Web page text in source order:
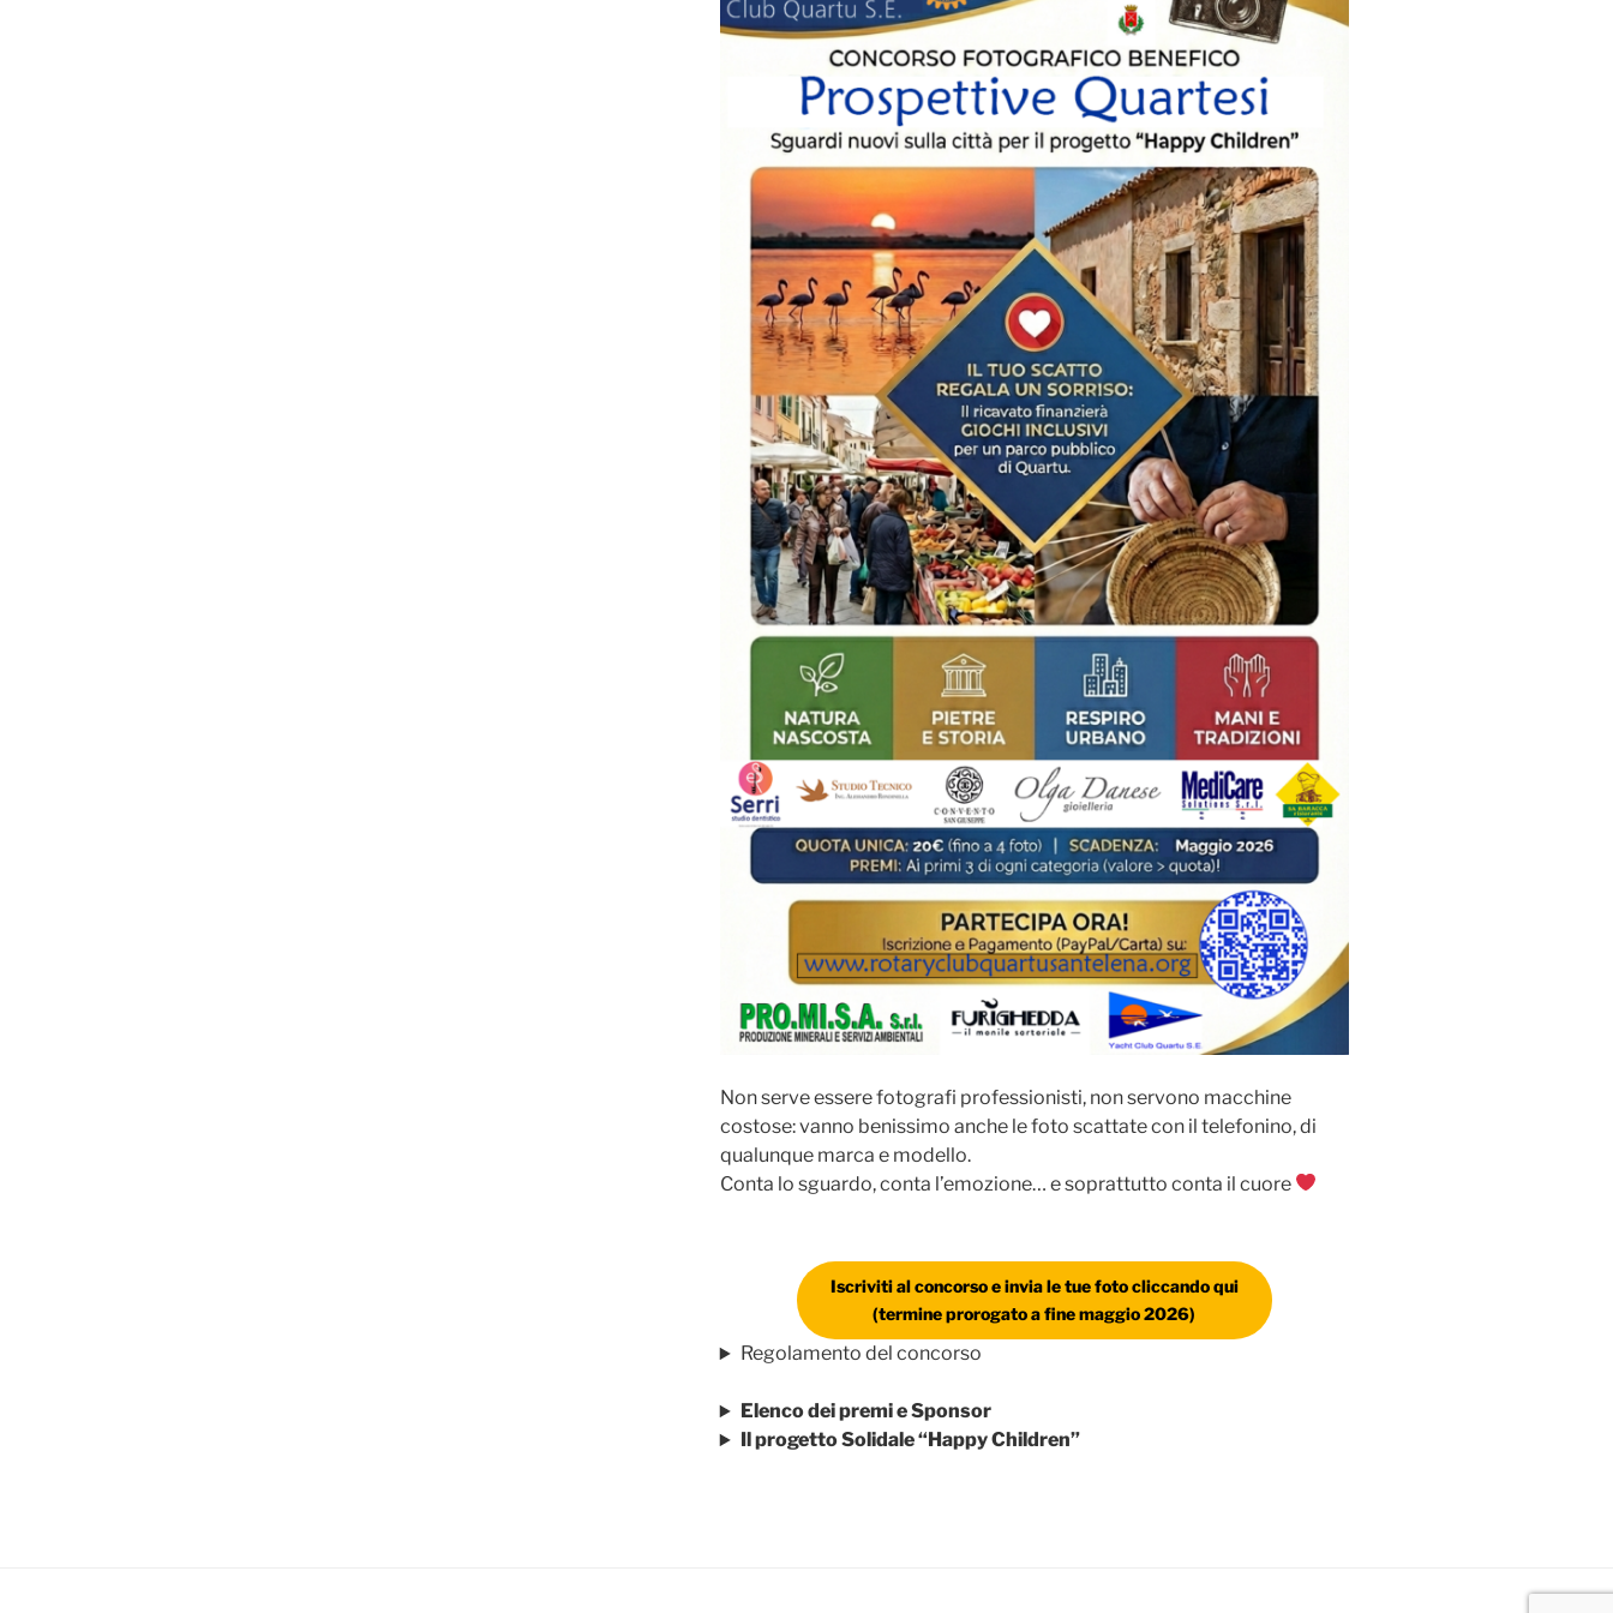
Non serve essere fotografi professionisti, non servono macchine
costose: vanno benissimo anche le foto scattate con il telefonino, di
qualunque marca e modello.
Conta lo sguardo, conta l’emozione… e soprattutto conta il cuore
Iscriviti al concorso e invia le tue foto cliccando qui
(termine prorogato a fine maggio 2026)
Regolamento del concorso
Elenco dei premi e Sponsor
Il progetto Solidale “Happy Children”